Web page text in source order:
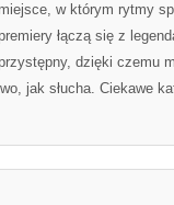
miejsce, w którym rytmy
łączą się z
dzięki czemu
jak słucha. Ciekawe